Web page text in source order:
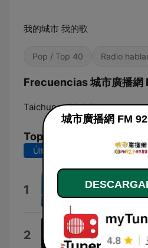
我的城市 我的歌
Pop / Top 40 Radio
Frecuencias 城市廣播網
Taichung: 92.9 FM
Top Canciones
Últimos 7 días Últimos 30
1 Lean and
The Music Bakery
2 The Sonic -
The Sonic